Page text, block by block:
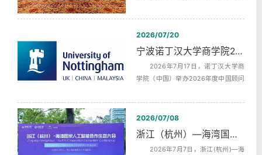
动提供...
2026/07/20
宁波诺丁汉大学商学院2026年度中国顾问委员会第二次会议同声传译
2026年7月17日，诺丁汉大学商
学院（中国）举办2026年度中国顾问
为上午...
2026/07/08
浙江（杭州）—海湾国家人工智能合作生态发布会AI机器英语同传
2026年7月7日，浙江(杭州)—海